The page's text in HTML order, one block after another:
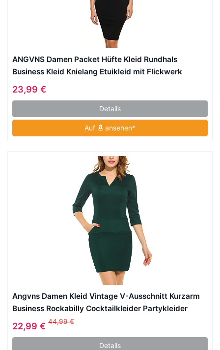
ANGVNS Damen Packet Hüfte Kleid Rundhals
Business Kleid Knielang Etuikleid mit Flickwerk
23,99 €
Details
Auf ansehen*
Angvns Damen Kleid Vintage V-Ausschnitt Kurzarm
Business Rockabilly Cocktailkleider Partykleider
Dunkelgrün S
22,99 € 44,99 €
Details